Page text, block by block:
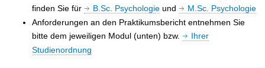
finden Sie für
B.Sc. Psychologie und
M.Sc. Psychologie
Anforderungen an den Praktikumsbericht entnehmen Sie
bitte dem jeweiligen Modul (unten) bzw.
Ihrer
Studienordnung